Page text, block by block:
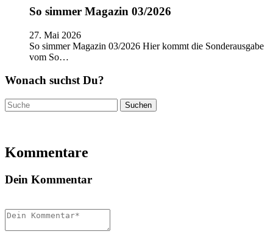
So simmer Magazin 03/2026
27. Mai 2026
So simmer Magazin 03/2026 Hier kommt die Sonderausgabe
vom So…
Wonach suchst Du?
Suchen
nach:
Kommentare
Dein Kommentar